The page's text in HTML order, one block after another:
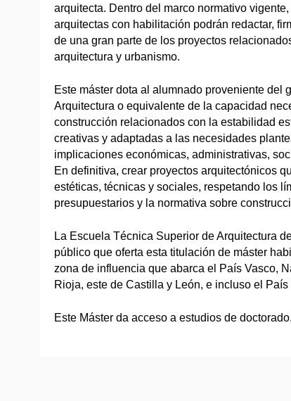
arquitecta. Dentro del marco normativo
arquitectas con habilitación podrán redactar,
de una gran parte de los proyectos
arquitectura y urbanismo.
Este máster dota al alumnado proveniente del
Arquitectura o equivalente de la capacidad
construcción relacionados con la estabilidad
creativas y adaptadas a las necesidades
implicaciones económicas, administrativas,
En definitiva, crear proyectos arquitectónicos
estéticas, técnicas y sociales, respetando los
presupuestarios y la normativa sobre
La Escuela Técnica Superior de Arquitectura
público que oferta esta titulación de máster
zona de influencia que abarca el País Vasco,
Rioja, este de Castilla y León, e incluso el País
Este Máster da acceso a estudios de doctorado.